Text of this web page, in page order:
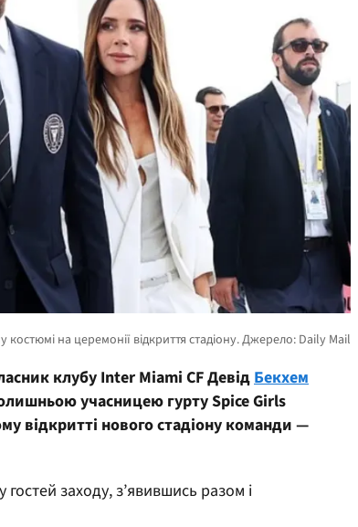
клубу Inter Miami CF Девід Бекхем
учасницею гурту Spice Girls
відкритті нового стадіону команди —
заходу, з’явившись разом і